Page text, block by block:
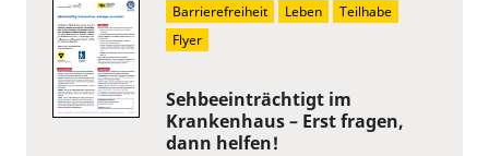
Sehbeeinträchtigt im
Krankenhaus – Erst fragen,
dann helfen!
Barrierefreiheit Leben
Teilhabe
Flyer